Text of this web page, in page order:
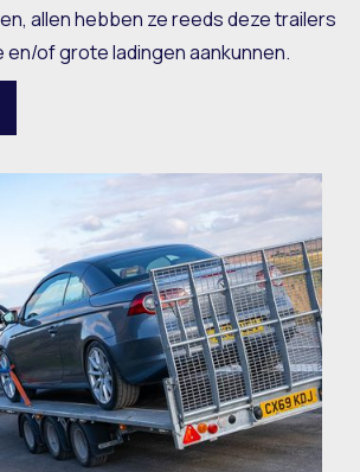
allen hebben ze reeds deze trailers
of grote ladingen aankunnen.